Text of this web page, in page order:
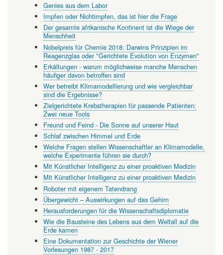
Genies aus dem Labor
Impfen oder Nichtimpfen, das ist hier die Frage
Der gesamte afrikanische Kontinent ist die Wiege der
Menschheit
Nobelpreis für Chemie 2018: Darwins Prinzipien im
Reagenzglas oder "Gerichtete Evolution von Enzymen"
Erkältungen - warum möglichweise manche Menschen
häufiger davon betroffen sind
Wer betreibt Klimamodellierung und wie vergleichbar
sind die Ergebnisse?
Zielgerichtete Krebstherapien für passende Patienten:
Zwei neue Tools
Freund und Feind - Die Sonne auf unserer Haut
Schlaf zwischen Himmel und Erde
Welche Fragen stellen Wissenschaftler an Klimamodelle,
welche Experimente führen sie durch?
Mit Künstlicher Intelligenz zu einer proaktiven Medizin
Mit Künstlicher Intelligenz zu einer proaktiven Medizin
Roboter mit eigenem Tatendrang
Übergewicht – Auswirkungen auf das Gehirn
Herausforderungen für die Wissenschaftsdiplomatie
Wie die Bausteine des Lebens aus dem Weltall auf die
Erde kamen
Eine Dokumentation zur Geschichte der Wiener
Vorlesungen 1987 - 2017